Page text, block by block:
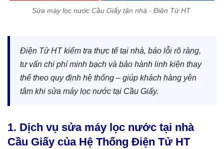
Sửa máy lọc nước Cầu Giấy tận nhà - Điện Tử HT
Điện Tử HT kiểm tra thực tế tại nhà, báo lỗi rõ ràng,
tư vấn chi phí minh bạch và bảo hành linh kiện thay
thế theo quy định hệ thống – giúp khách hàng yên
tâm khi sửa máy lọc nước tại Cầu Giấy.
1. Dịch vụ sửa máy lọc nước tại nhà
Cầu Giấy của Hệ Thống Điện Tử HT